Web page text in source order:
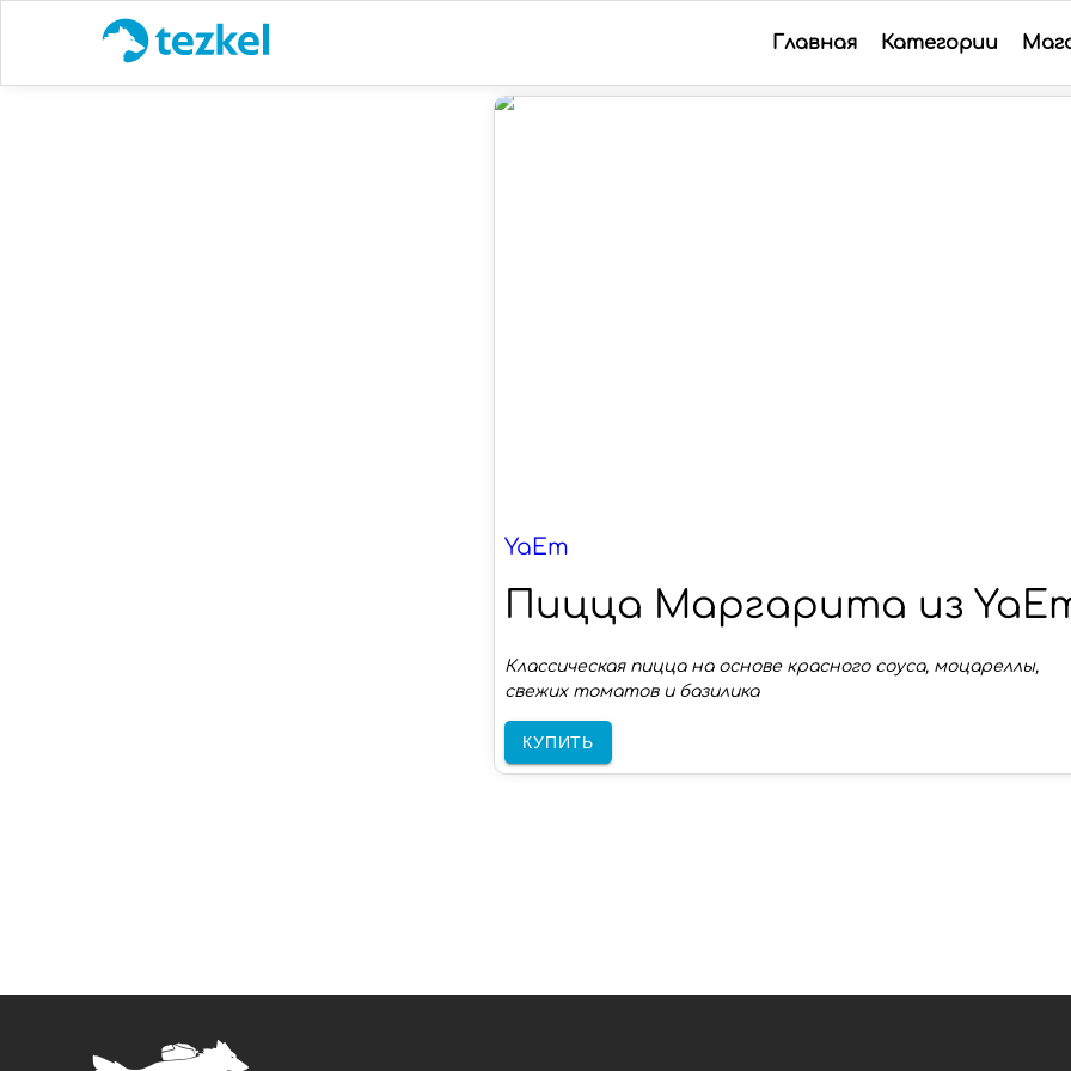
Главная Категории
YaEm
Пицца Маргарита из
Классическая пицца на основе красного соуса, моцареллы,
свежих томатов и базилика
КУПИТЬ